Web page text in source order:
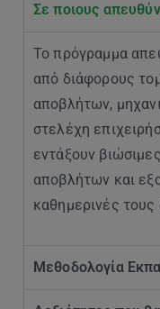
Σε ποιους
Το πρόγραμμα
από διάφορους
αποβλήτων,
στελέχη
εντάξουν
αποβλήτων και
καθημερινές τους
Μεθοδολογία